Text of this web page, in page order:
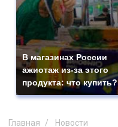
В магазинах России
ажиотаж из-за этого
продукта: что купить?
Главная Новости